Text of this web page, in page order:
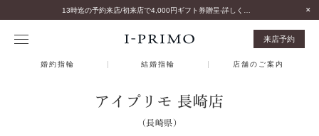
来店予約
婚約指輪 結婚指輪 店舗のご案内
アイプリモ 長崎店
（長崎県）